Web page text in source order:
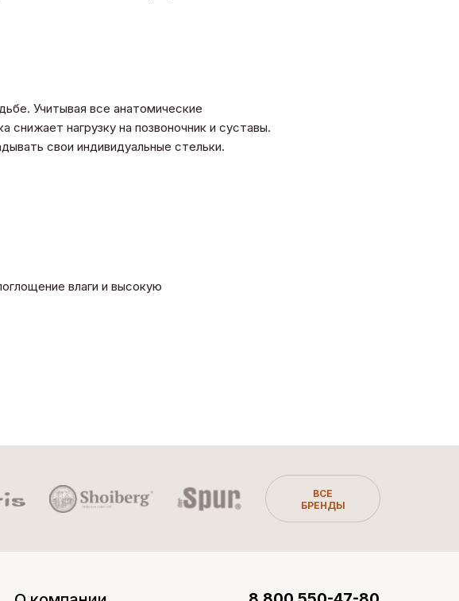
Учитывая все анатомические
нагрузку на позвоночник и суставы.
свои индивидуальные стельки.
влаги и высокую
ВСЕ
БРЕНДЫ